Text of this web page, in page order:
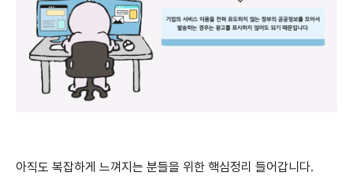
아직도 복잡하게 느껴지는 분들을 위한 핵심정리 들어갑니다.